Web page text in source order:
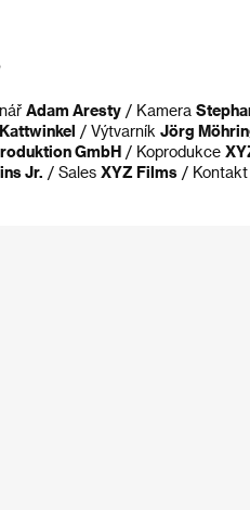
Adam Aresty / Kamera
/ Výtvarník Jörg
GmbH / Koprodukce
Jr. / Sales XYZ Films / Kontakt